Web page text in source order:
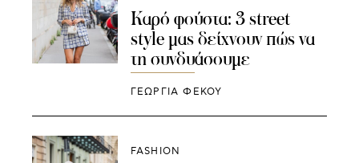
Καρό φούστα: 3 street
style μας δείχνουν πώς να
τη συνδυάσουμε
ΓΕΩΡΓΙΑ ΦΕΚΟΥ
FASHION